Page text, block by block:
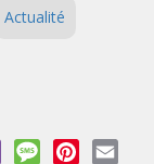
Actualité
Viber MessagePinterest